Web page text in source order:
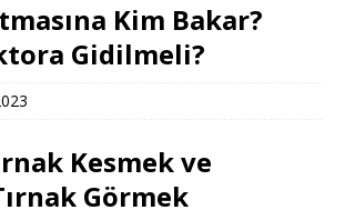
Kim Bakar?
Gidilmeli?
Kesmek ve
Görmek